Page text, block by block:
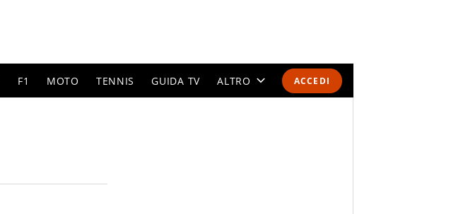
ACCEDI
F1 MOTO TENNIS GUIDA TV ALTRO